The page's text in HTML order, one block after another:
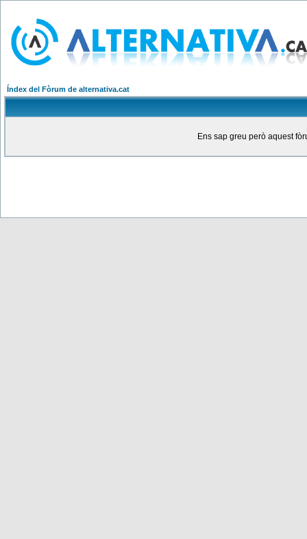
Índex del Fòrum de alternativa.cat
Ens sap greu però aquest